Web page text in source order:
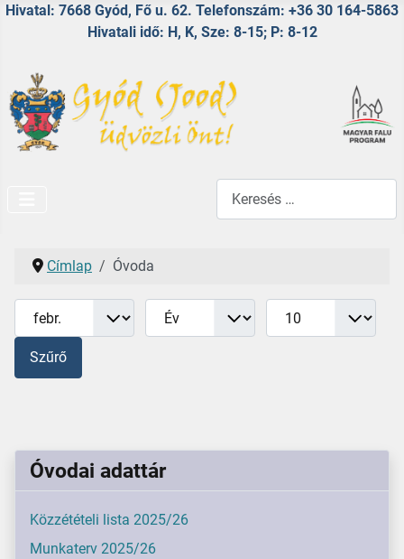
Hivatal: 7668 Gyód, Fő u. 62. Telefonszám: +36 30 164-5863
Hivatali idő: H, K, Sze: 8-15; P: 8-12
Címlap Óvoda
Szűrők
Hónap Tételek #
Szűrő
Óvodai adattár
Közzétételi lista 2025/26
Munkaterv 2025/26